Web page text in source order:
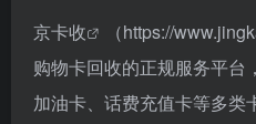
京卡收 （https://
购物卡回收的正规服务平台
加油卡、话费充值卡等多类